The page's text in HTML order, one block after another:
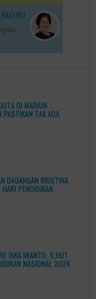
IBU
DI MADIUN
PASTIKAN TAK ADA
DAGANGAN KRISTINA
HARI PENDIDIKAN
JAKA MIANTO, S.HUT
NASIONAL 2026